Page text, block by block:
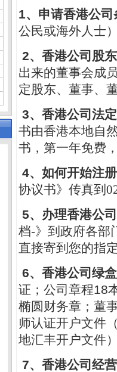
1、申请香港公司
公民或海外人士
2、香港公司股
出来的董事会成
定股东、董事、
3、香港公司法
书由香港本地自
书，第一年免费
4、如何开始注
协议书》传真到
5、办理香港公
档-》到政府各部
直接寄到您的指
6、香港公司绿
证；公司章程18
椭圆财务章；董
师认证开户文件
地汇丰开户文件
7、香港公司经